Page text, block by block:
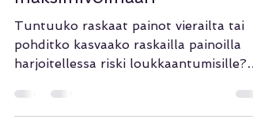
maksimivoimaan
Tuntuuko raskaat painot vierailta tai
harjoitellessa riski loukkaantumisille?
Saatat ajatella, että...